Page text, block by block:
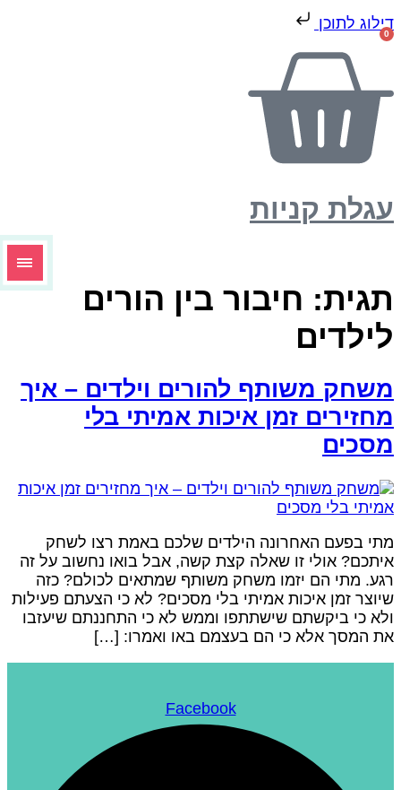
לתוכן
קניות
חיבור בין הורים
משותף להורים וילדים – איך
זמן איכות אמיתי בלי
בפעם האחרונה הילדים שלכם באמת רצו לשחק
אולי זו שאלה קצת קשה, אבל בואו נחשוב על זה
מתי הם יזמו משחק משותף שמתאים לכולם? כזה
זמן איכות אמיתי בלי מסכים? לא כי הצעתם פעילות
כי ביקשתם שישתתפו וממש לא כי התחננתם שיעזבו
המסך אלא כי הם בעצמם באו ואמרו: […]
Facebook